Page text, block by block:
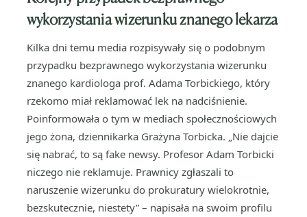
wykorzystania wizerunkuznanego lekarza
Kilka dni temu media rozpisywały się o podobnym
przypadku bezprawnego wykorzystania wizerunku
znanego kardiologa prof. Adama Torbickiego, który
rzekomo miał reklamować lek na nadciśnienie.
Poinformowała o tym w mediach społecznościowych
jego żona, dziennikarka Grażyna Torbicka. „Nie dajcie
się nabrać, to są fake newsy. Profesor Adam Torbicki
niczego nie reklamuje. Prawnicy zgłaszali to
naruszenie wizerunku do prokuratury wielokrotnie,
bezskutecznie, niestety” – napisała na swoim profilu